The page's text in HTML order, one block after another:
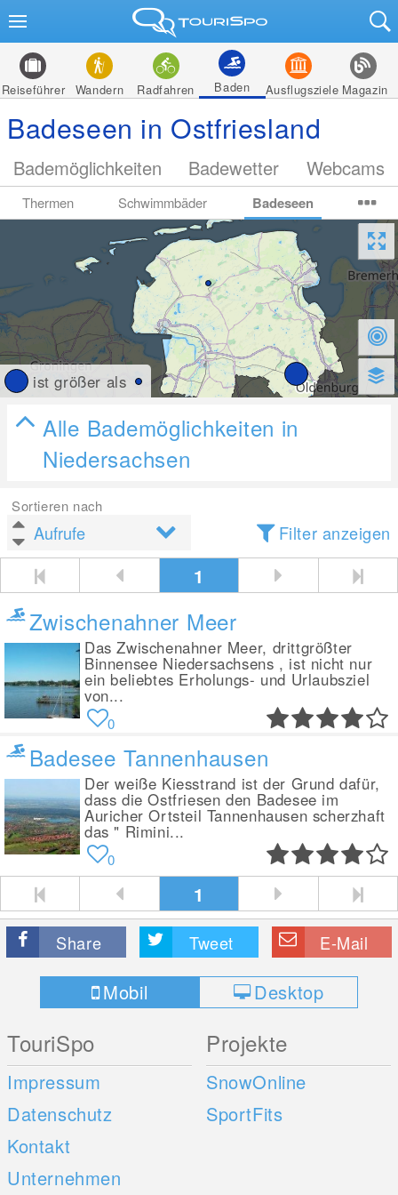
Reiseführer Wandern Radfahren Baden Ausflugsziele Magazin
Badeseen in Ostfriesland
Bademöglichkeiten Badewetter Webcams
Thermen Schwimmbäder Badeseen
ist größer als
Alle Bademöglichkeiten in
Niedersachsen
Sortieren nach
Filter anzeigen
1
Zwischenahner Meer
Das Zwischenahner Meer, drittgrößter
Binnensee Niedersachsens , ist nicht nur
ein beliebtes Erholungs- und Urlaubsziel
von...
0
Badesee Tannenhausen
Der weiße Kiesstrand ist der Grund dafür,
dass die Ostfriesen den Badesee im
Auricher Ortsteil Tannenhausen scherzhaft
das " Rimini...
0
1
Share Tweet E-Mail
Mobil Desktop
TouriSpo
Impressum
Datenschutz
Kontakt
Unternehmen
Projekte
SnowOnline
SportFits